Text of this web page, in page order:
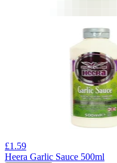
£1.59
Heera Garlic Sauce 500ml